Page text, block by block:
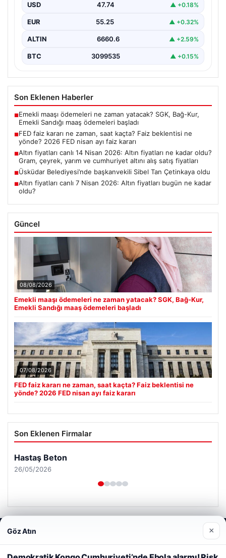
USD 47.74 ▲ +0.18%
EUR 55.25 ▲ +0.32%
ALTIN 6660.6 ▲ +2.59%
BTC 3099535 ▲ +0.15%
Son Eklenen Haberler
■Emekli maaşı ödemeleri ne zaman yatacak? SGK, Bağ-Kur,
Emekli Sandığı maaş ödemeleri başladı
■FED faiz kararı ne zaman, saat kaçta? Faiz beklentisi ne
yönde? 2026 FED nisan ayı faiz kararı
■Altın fiyatları canlı 14 Nisan 2026: Altın fiyatları ne kadar oldu?
Gram, çeyrek, yarım ve cumhuriyet altını alış satış fiyatları
■Üsküdar Belediyesi’nde başkanvekili Sibel Tan Çetinkaya oldu
■Altın fiyatları canlı 7 Nisan 2026: Altın fiyatları bugün ne kadar
oldu?
Güncel
08/08/2026
Emekli maaşı ödemeleri ne zaman yatacak? SGK, Bağ-Kur,
Emekli Sandığı maaş ödemeleri başladı
07/08/2026
FED faiz kararı ne zaman, saat kaçta? Faiz beklentisi ne
yönde? 2026 FED nisan ayı faiz kararı
Son Eklenen Firmalar
Hastaş Beton
26/05/2026
Web sitemizi nasıl kullandığınızı daha iyi anlayabilmek,
deneyiminizi kişiselleştirmek ve geliştirmek amacıyla çerezler
kullanıyoruz. Çerez Politikamız
Göz Atın ×